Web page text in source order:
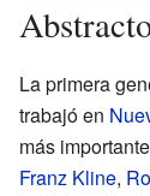
La primera
trabajó en
más
Franz Kline,